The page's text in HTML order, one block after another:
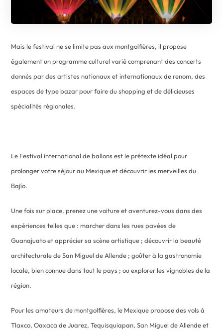
Mais le festival ne se limite pas aux montgolfières, il propose
également un programme culturel varié comprenant des concerts
donnés par des artistes nationaux et internationaux de renom, des
espaces de type bazar pour faire du shopping et de délicieuses
spécialités régionales.
Le Festival international de ballons est le prétexte idéal pour
prolonger votre séjour au Mexique et découvrir les merveilles du
Bajío.
Une fois sur place, prenez une voiture et aventurez-vous dans des
expériences telles que : marcher dans les rues pavées de
Guanajuato et apprécier sa scène artistique ; découvrir la beauté
architecturale de San Miguel de Allende ; goûter à la gastronomie
locale, bien connue dans tout le pays ; ou explorer les vignobles de la
région.
Pour les amateurs de montgolfières, le Mexique propose des vols à
Tlaxco, Oaxaca de Juarez, Tequisquiapan, San Miguel de Allende et